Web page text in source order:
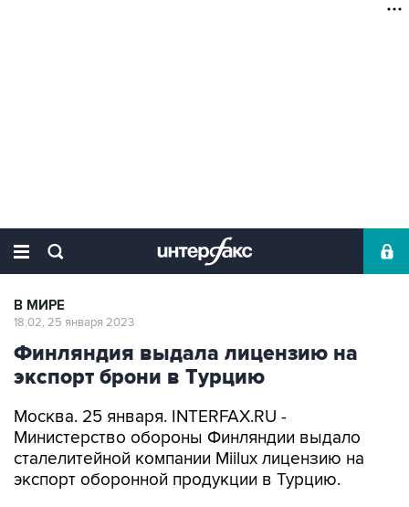
В МИРЕ
18:02, 25 января 2023
Финляндия выдала лицензию на
экспорт брони в Турцию
Москва. 25 января. INTERFAX.RU -
Министерство обороны Финляндии выдало
сталелитейной компании Miilux лицензию на
экспорт оборонной продукции в Турцию.